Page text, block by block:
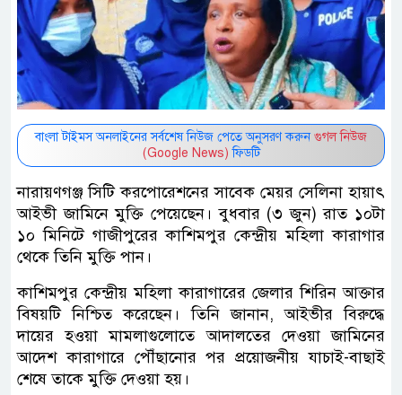
বাংলা টাইমস অনলাইনের সর্বশেষ নিউজ পেতে অনুসরণ করুন গুগল নিউজ
(Google News) ফিডটি
নারায়ণগঞ্জ সিটি করপোরেশনের সাবেক মেয়র সেলিনা হায়াৎ
আইভী জামিনে মুক্তি পেয়েছেন। বুধবার (৩ জুন) রাত ১০টা
১০ মিনিটে গাজীপুরের কাশিমপুর কেন্দ্রীয় মহিলা কারাগার
থেকে তিনি মুক্তি পান।
কাশিমপুর কেন্দ্রীয় মহিলা কারাগারের জেলার শিরিন আক্তার
বিষয়টি নিশ্চিত করেছেন। তিনি জানান, আইভীর বিরুদ্ধে
দায়ের হওয়া মামলাগুলোতে আদালতের দেওয়া জামিনের
আদেশ কারাগারে পৌঁছানোর পর প্রয়োজনীয় যাচাই-বাছাই
শেষে তাকে মুক্তি দেওয়া হয়।